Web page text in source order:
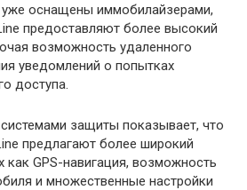
оснащены иммобилайзерами,
предоставляют более высокий
возможность удаленного
уведомлений о попытках
доступа.
защиты показывает, что
предлагают более широкий
как GPS-навигация, возможность
и множественные настройки